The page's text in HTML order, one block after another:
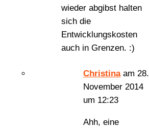
wieder abgibst halten
sich die
Entwicklungskosten
auch in Grenzen. :)
Christina am 28.
November 2014
um 12:23
Ahh, eine